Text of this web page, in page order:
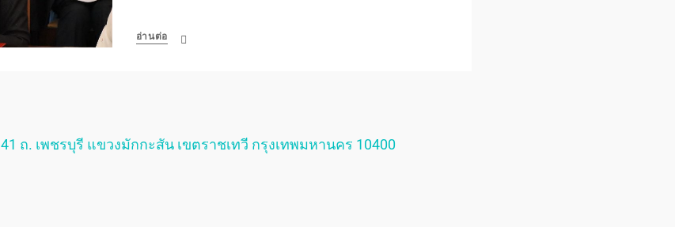
อ่านต่อ
41 ถ. เพชรบุรี แขวงมักกะสัน เขตราชเทวี กรุงเทพมหานคร 10400